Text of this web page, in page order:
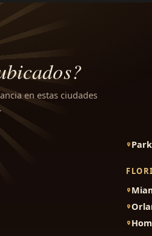
en estas ciudades